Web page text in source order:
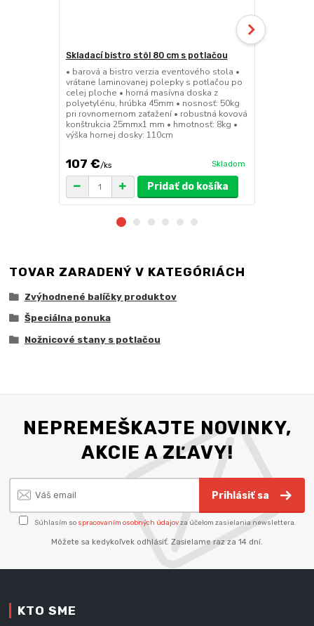
Skladací bistro stôl 80 cm s potlačou
• barová a bistro verzia eventového stola •
vrátane laminovanej polepky s potlačou po
celej ploche • horná masívna doska z
polyetylénu, hrúbka 45mm • nosnosť: 50kg
pri rovnomernom zaťažení • robustná kovová
konštrukcia 25mmx1 mm • hmotnosť: 8kg •
výška hornej dosky: 110cm
107 €/ks Skladom
Pridať do košíka
TOVAR ZARADENÝ V KATEGÓRIÁCH
Zvýhodnené balíčky produktov
Špeciálna ponuka
Nožnicové stany s potlačou
NEPREMEŠKAJTE NOVINKY,
AKCIE A ZĽAVY!
Prihlásiť sa
Súhlasím so spracovaním osobných údajovza účelom zasielania newslettera.
Môžete sa kedykoľvek odhlásiť. Zasielame raz za 14 dní.
KTO SME